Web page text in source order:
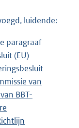
luidende:
paragraaf
(EU)
van
BBT-